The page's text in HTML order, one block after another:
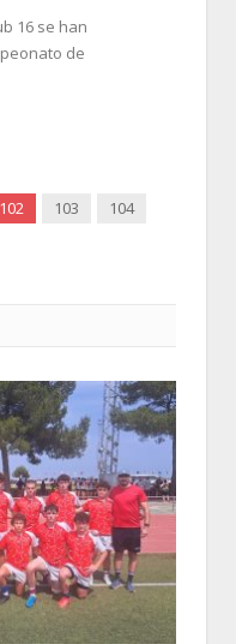
16 se han
de
102 103
104